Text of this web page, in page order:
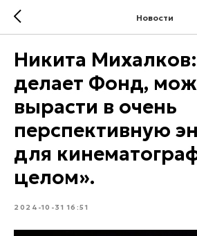
Новости
Никита Михалков:
делает Фонд,
вырасти в очень
перспективную
для
целом».
2024-10-31 16:51